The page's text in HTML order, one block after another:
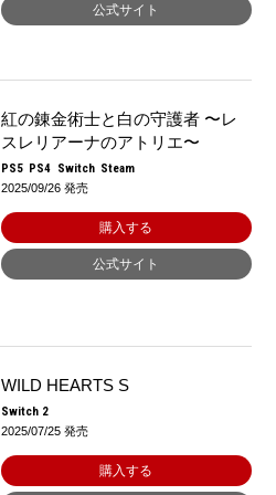
公式サイト
紅の錬金術士と白の守護者 〜レ
スレリアーナのアトリエ〜
PS5 PS4 Switch Steam
2025/09/26 発売
購入する
公式サイト
WILD HEARTS S
Switch 2
2025/07/25 発売
購入する